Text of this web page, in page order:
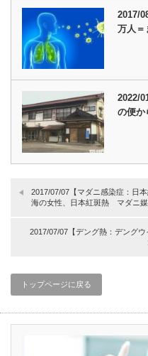
2017/
万人
2022/
の便
2017/07/07【マダニ感染症：日
海の女性、日本紅斑熱 マダニ媒
2017/07/07【デング熱：デング
トップページに戻る